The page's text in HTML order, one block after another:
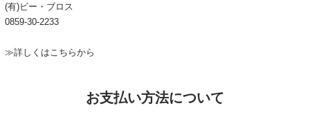
(有)ビー・ブロス
0859-30-2233
≫詳しくはこちらから
お支払い方法について